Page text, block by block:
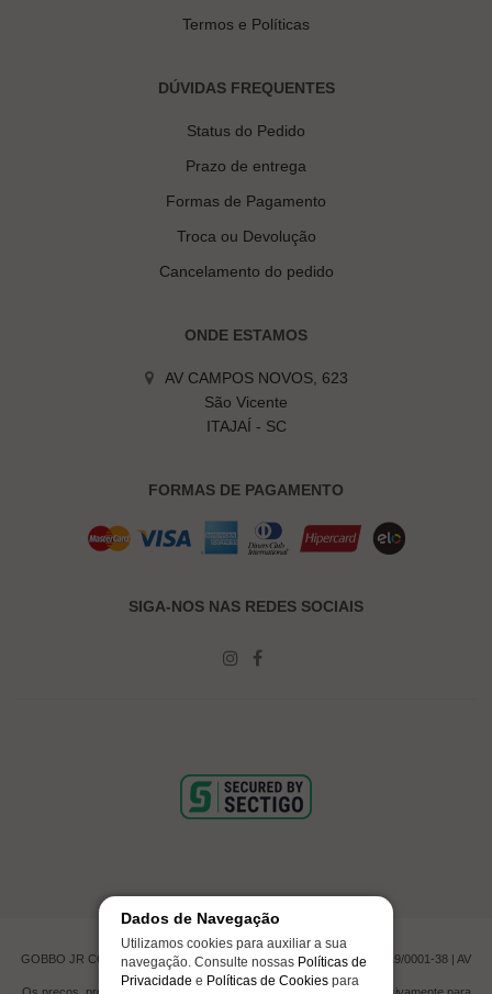
Termos e Políticas
DÚVIDAS FREQUENTES
Status do Pedido
Prazo de entrega
Formas de Pagamento
Troca ou Devolução
Cancelamento do pedido
ONDE ESTAMOS
AV CAMPOS NOVOS, 623
São Vicente
ITAJAÍ - SC
FORMAS DE PAGAMENTO
SIGA-NOS NAS REDES SOCIAIS
GOBBO JR COMERCIO DE PNEUMATICOS LTDA | CNPJ 00.201.519/0001-38 | AV
CAMPOS NOVOS, 623 - ITAJAÍ, SC
Dados de Navegação
Utilizamos cookies para auxiliar a sua
navegação. Consulte nossas Políticas de
Privacidade e Políticas de Cookiespara